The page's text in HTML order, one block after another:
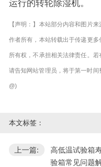
运行的转轮除湿机。
【声明：】本站部分内容和图片
作者所有，本站转载出于传递更
所有权，不承担相关法律责任。
请告知网站管理员，将于第一时
@)
本文标签：
上一篇:
高低温试验箱
验箱常见问题